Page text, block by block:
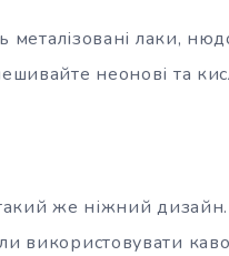
металізовані лаки,
неонові та
же ніжний